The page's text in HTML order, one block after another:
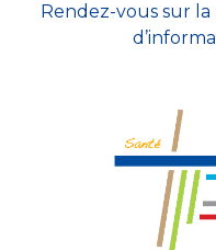
Rendez-vous sur